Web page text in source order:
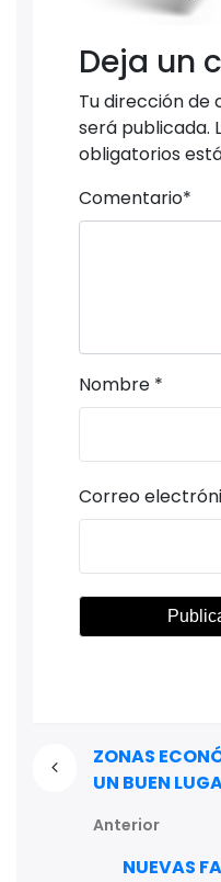
Deja un
Tu dirección
será publicada.
obligatorios
Comentario*
Nombre *
Correo
ZONAS
UN BUEN
Anterior
NUEVAS